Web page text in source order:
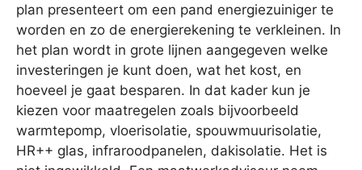
plan presenteert om een pand energiezuiniger te
worden en zo de energierekening te verkleinen. In
het plan wordt in grote lijnen aangegeven welke
investeringen je kunt doen, wat het kost, en
hoeveel je gaat besparen. In dat kader kun je
kiezen voor maatregelen zoals bijvoorbeeld
warmtepomp, vloerisolatie, spouwmuurisolatie,
HR++ glas, infraroodpanelen, dakisolatie. Het is